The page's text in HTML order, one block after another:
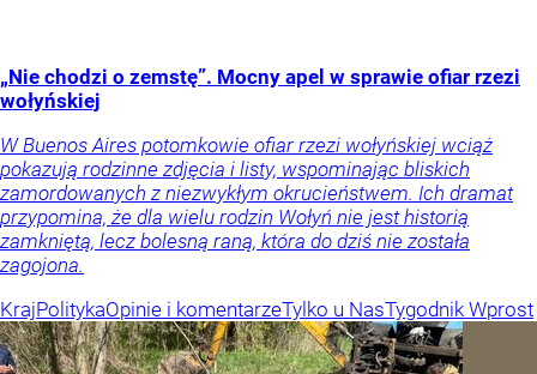
„Nie chodzi o zemstę”. Mocny apel w sprawie ofiar rzezi
wołyńskiej
W Buenos Aires potomkowie ofiar rzezi wołyńskiej wciąż
pokazują rodzinne zdjęcia i listy, wspominając bliskich
zamordowanych z niezwykłym okrucieństwem. Ich dramat
przypomina, że dla wielu rodzin Wołyń nie jest historią
zamkniętą, lecz bolesną raną, która do dziś nie została
zagojona.
KrajPolitykaOpinie i komentarzeTylko u NasTygodnik Wprost